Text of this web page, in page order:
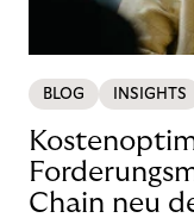
BLOG INSIGHTS
Chain neu